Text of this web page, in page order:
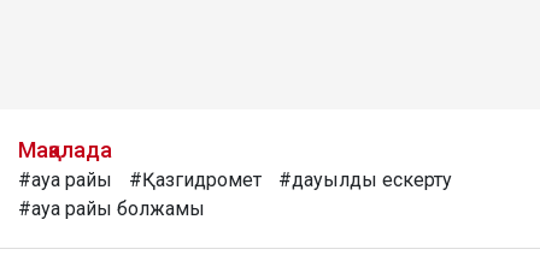
Мақалада
#ауа райы #Қазгидромет
#дауылды ескерту
#ауа райы болжамы